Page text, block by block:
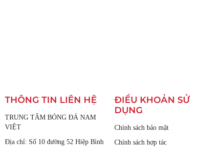
THÔNG TIN LIÊN HỆ
TRUNG TÂM BÓNG ĐÁ NAM
VIỆT
Địa chỉ: Số 10 đường 52 Hiệp Bình
ĐIỀU KHOẢN SỬ
DỤNG
Chính sách bảo mật
Chính sách hợp tác